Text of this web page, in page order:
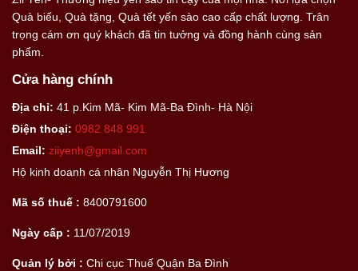
Quà biếu, Quà tặng, Quà tết yến sào cao cấp chất lượng. Trân
trọng cám ơn quý khách đã tin tưởng và đồng hành cùng sản
phẩm.
Cửa hàng chính
Địa chỉ: 41 p.Kim Mã- Kim Mã-Ba Đình- Hà Nội
Điện thoại: 0982 848 991
Email: ziiyenh@gmail.com
Hộ kinh doanh cá nhân Nguyễn Thị Hương
Mã số thuế : 8400791600
Ngày cấp : 11/07/2019
Quản lý bởi : Chi cục Thuế Quận Ba Đình